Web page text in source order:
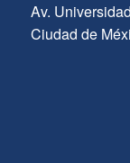
Av.
Ciudad de